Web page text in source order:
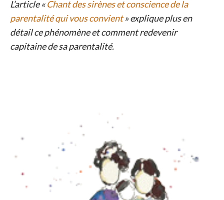
L’article «Chant des sirènes et conscience de la
parentalité qui vous convient» explique plus en
détail ce phénomène et comment redevenir
capitaine de sa parentalité.